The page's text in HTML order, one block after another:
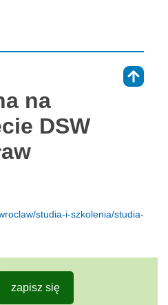
na
DSW
studia-i-szkolenia/studia-
zapisz się